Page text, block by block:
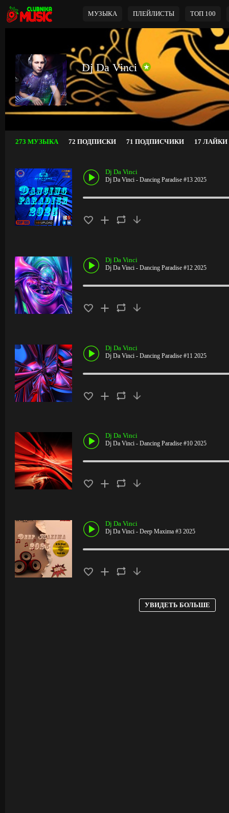
МУЗЫКА ПЛЕЙЛИСТЫ ТОП 100
Dj Da Vinci
273 МУЗЫКА 72 ПОДПИСКИ 71 ПОДПИСЧИКИ 17 ЛАЙКИ
Dj Da Vinci
Dj Da Vinci - Dancing Paradise #13 2025
Dj Da Vinci
Dj Da Vinci - Dancing Paradise #12 2025
Dj Da Vinci
Dj Da Vinci - Dancing Paradise #11 2025
Dj Da Vinci
Dj Da Vinci - Dancing Paradise #10 2025
Dj Da Vinci
Dj Da Vinci - Deep Maxima #3 2025
УВИДЕТЬ БОЛЬШЕ